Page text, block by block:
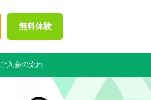
無料体験
ご入会の流れ